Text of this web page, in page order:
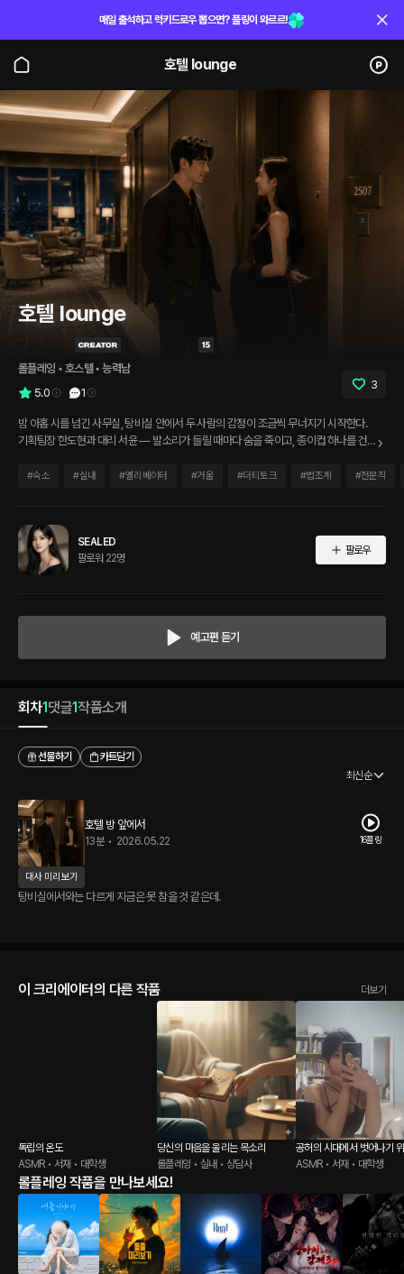
매일 출석하고 럭키드로우 뽑으면? 플링이 와르르!
호텔 lounge
호텔 lounge
롤플레잉 • 호스텔 • 능력남
5.0
1
3
밤 아홉 시를 넘긴 사무실, 탕비실 안에서 두 사람의 감정이 조금씩 무너지기 시작한다.
기획팀장 한도현과 대리 서윤 — 발소리가 들릴 때마다 숨을 죽이고, 종이컵 하나를 건
위험하고, 회사라서 더 선명한 감정의 기록.
#숙소 #실내 #엘리베이터 #거울 #더티토크 #법조계 #전문직
SEALED
팔로워 22명
팔로우
예고편 듣기
회차1댓글1작품소개
선물하기
카트담기
최신순
호텔 방 앞에서
13분 • 2026.05.22 16플링
대사 미리보기
탕비실에서와는 다르게 지금은 못 참을 것 같은데.
이 크리에이터의 다른 작품 더보기
독립의 온도
ASMR • 서재 • 대학생
당신의 마음을 울리는 목소리
롤플레잉 • 실내 • 상담사
공허의 시대에서 벗어나기
림
ASMR • 서재 • 대학생
롤플레잉 작품을 만나보세요!